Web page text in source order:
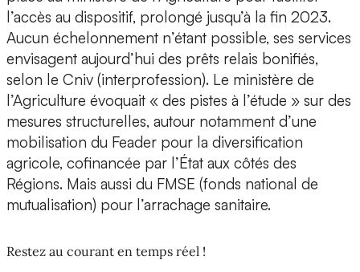
l’accès au dispositif, prolongé jusqu’à la fin 2023.
Aucun échelonnement n’étant possible, ses services
envisagent aujourd’hui des prêts relais bonifiés,
selon le Cniv (interprofession). Le ministère de
l’Agriculture évoquait « des pistes à l’étude » sur des
mesures structurelles, autour notamment d’une
mobilisation du Feader pour la diversification
agricole, cofinancée par l’État aux côtés des
Régions. Mais aussi du FMSE (fonds national de
mutualisation) pour l’arrachage sanitaire.
Restez au courant en temps réel !